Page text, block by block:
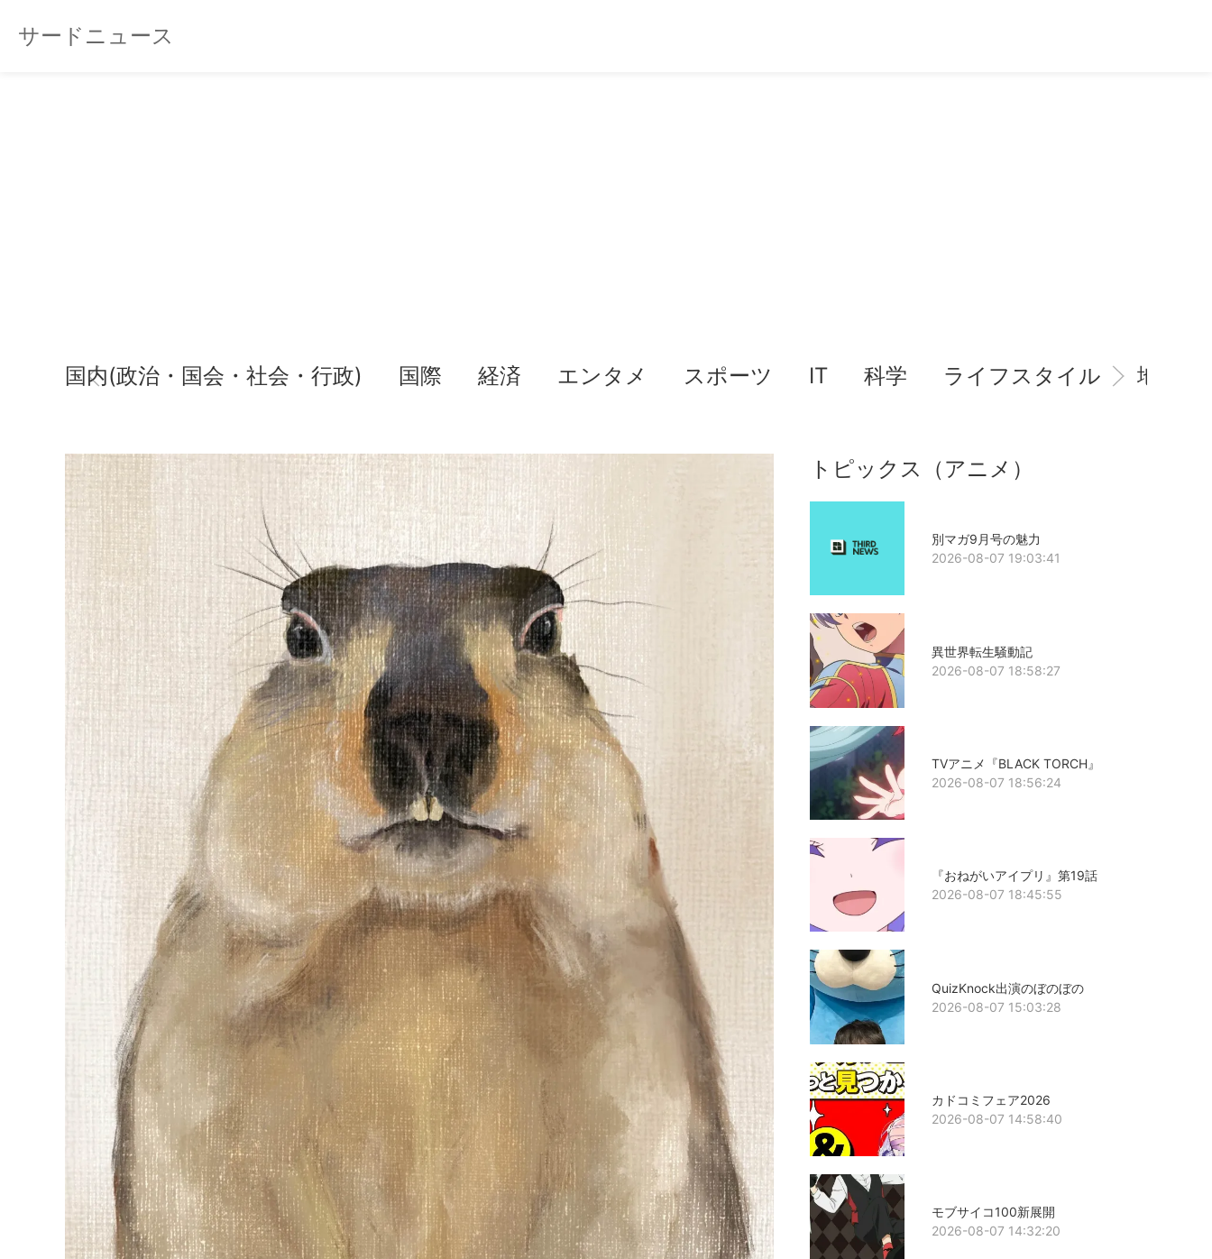
サードニュース
国内(政治・国会・社会・行政) 国際 経済 エンタメ スポーツ IT 科学 ライフスタイル 地域情
トピックス（アニメ）
別マガ9月号の魅力
2026-08-07 19:03:41
異世界転生騒動記
2026-08-07 18:58:27
TVアニメ『BLACK TORCH』
2026-08-07 18:56:24
『おねがいアイプリ』第19話
2026-08-07 18:45:55
QuizKnock出演のぼのぼの
2026-08-07 15:03:28
カドコミフェア2026
2026-08-07 14:58:40
モブサイコ100新展開
2026-08-07 14:32:20